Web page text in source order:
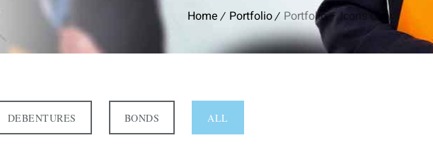
Home Portfolio Portfolio – Icons Only
ALL
BONDS
DEBENTURES